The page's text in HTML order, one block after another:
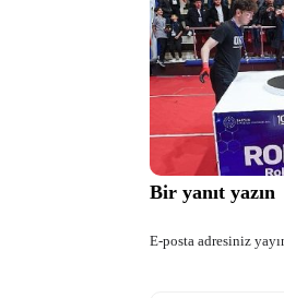
Bir yanıt yazın
E-posta adresiniz